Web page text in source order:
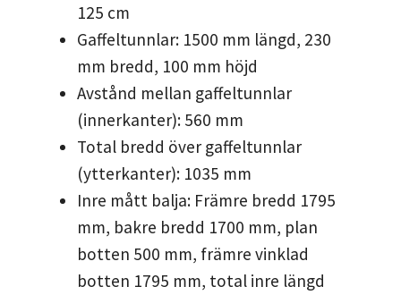
125 cm
Gaffeltunnlar: 1500 mm längd, 230
mm bredd, 100 mm höjd
Avstånd mellan gaffeltunnlar
(innerkanter): 560 mm
Total bredd över gaffeltunnlar
(ytterkanter): 1035 mm
Inre mått balja: Främre bredd 1795
mm, bakre bredd 1700 mm, plan
botten 500 mm, främre vinklad
botten 1795 mm, total inre längd